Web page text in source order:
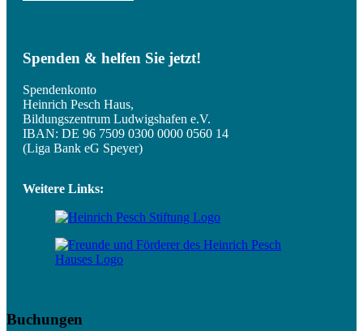
Spenden & helfen Sie jetzt!
Spendenkonto
Heinrich Pesch Haus,
Bildungszentrum Ludwigshafen e.V.
IBAN: DE 96 7509 0300 0000 0560 14
(Liga Bank eG Speyer)
Weitere Links:
Buchungen